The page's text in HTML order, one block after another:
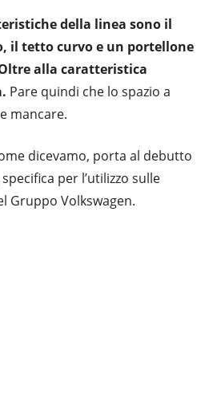
della linea sono il
il tetto curvo e un portellone
alla caratteristica
Pare quindi che lo spazio a
mancare.
dicevamo, porta al debutto
per l’utilizzo sulle
Gruppo Volkswagen.